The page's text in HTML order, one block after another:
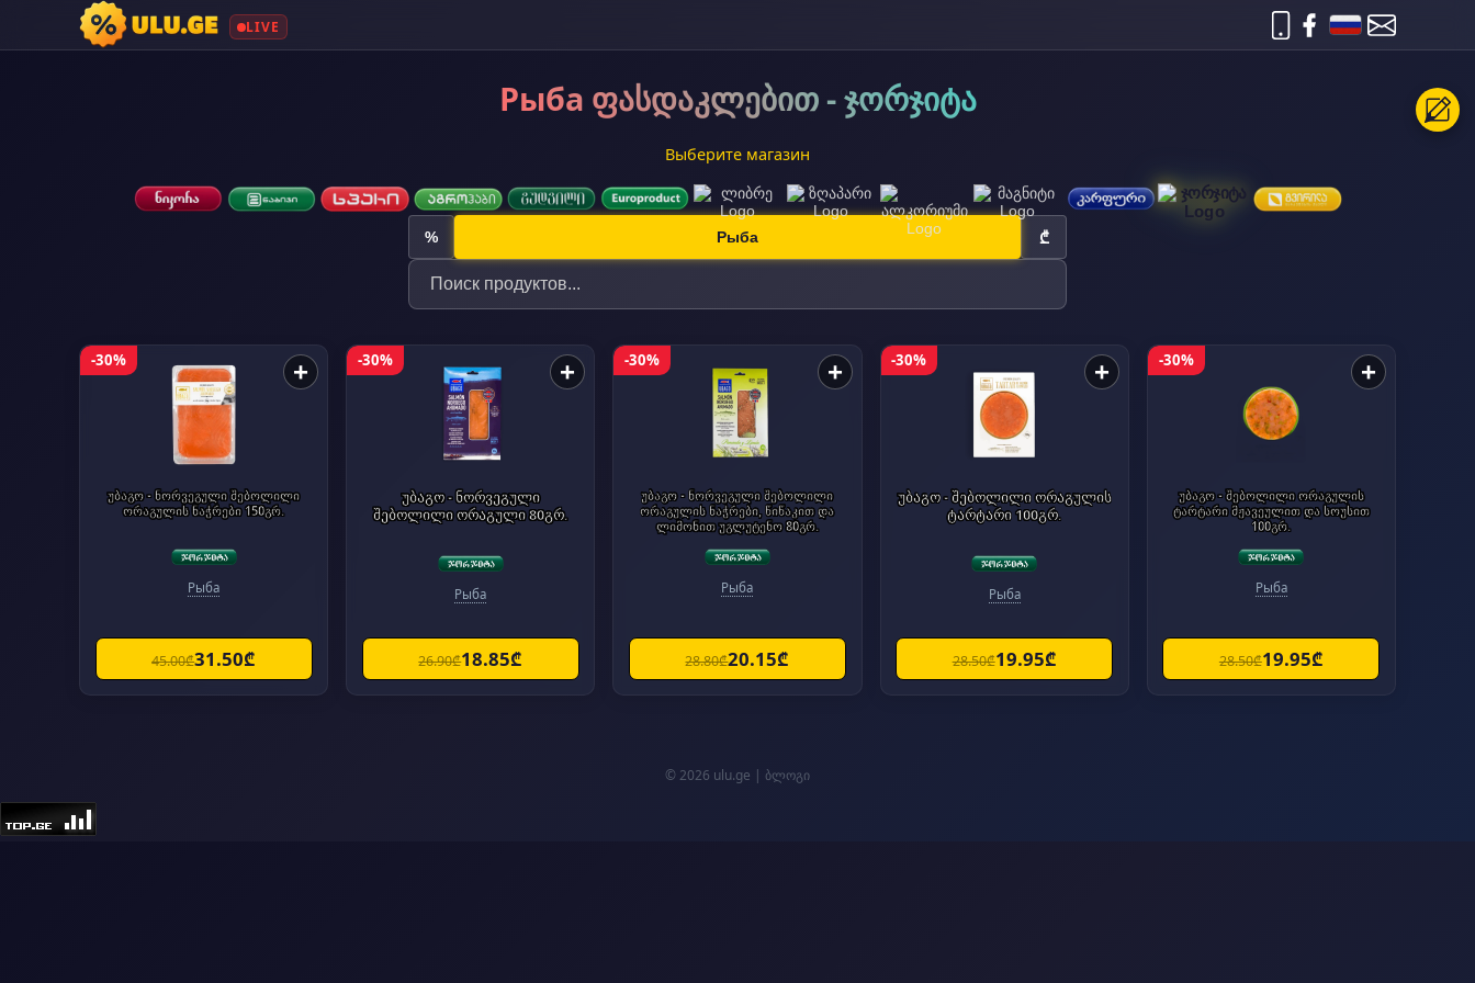
LIVE
Рыба ფასდაკლებით - ჯორჯიტა
Выберите магазин
% Рыба ₾
-30% +
უბაგო - ნორვეგული შებოლილი
ორაგულის ნაჭრები 150გრ.
Рыба
45.00₾31.50₾
-30% +
უბაგო - ნორვეგული
შებოლილი ორაგული 80გრ.
Рыба
26.90₾18.85₾
-30% +
უბაგო - ნორვეგული შებოლილი
ორაგულის ნაჭრები, წიწაკით და
ლიმონით უგლუტენო 80გრ.
Рыба
28.80₾20.15₾
-30% +
უბაგო - შებოლილი ორაგულის
ტარტარი 100გრ.
Рыба
28.50₾19.95₾
-30% +
უბაგო - შებოლილი ორაგულის
ტარტარი მჟავეულით და სოუსით
100გრ.
Рыба
28.50₾19.95₾
© 2026 ulu.ge | ბლოგი